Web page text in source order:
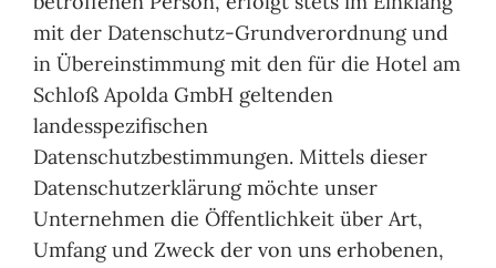
mit der Datenschutz-Grundverordnung und
in Übereinstimmung mit den für die Hotel am
Schloß Apolda GmbH geltenden
landesspezifischen
Datenschutzbestimmungen. Mittels dieser
Datenschutzerklärung möchte unser
Unternehmen die Öffentlichkeit über Art,
Umfang und Zweck der von uns erhobenen,